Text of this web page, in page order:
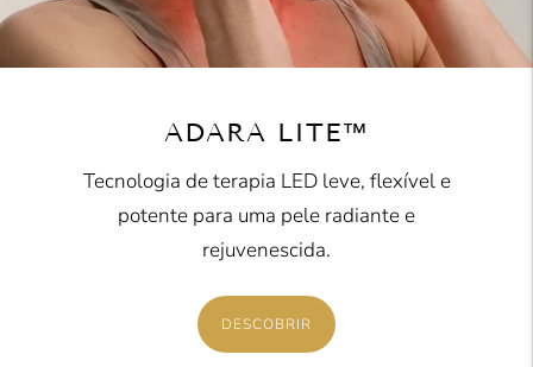
ADARA LITE™
Tecnologia de terapia LED leve, flexível e
potente para uma pele radiante e
rejuvenescida.
DESCOBRIR